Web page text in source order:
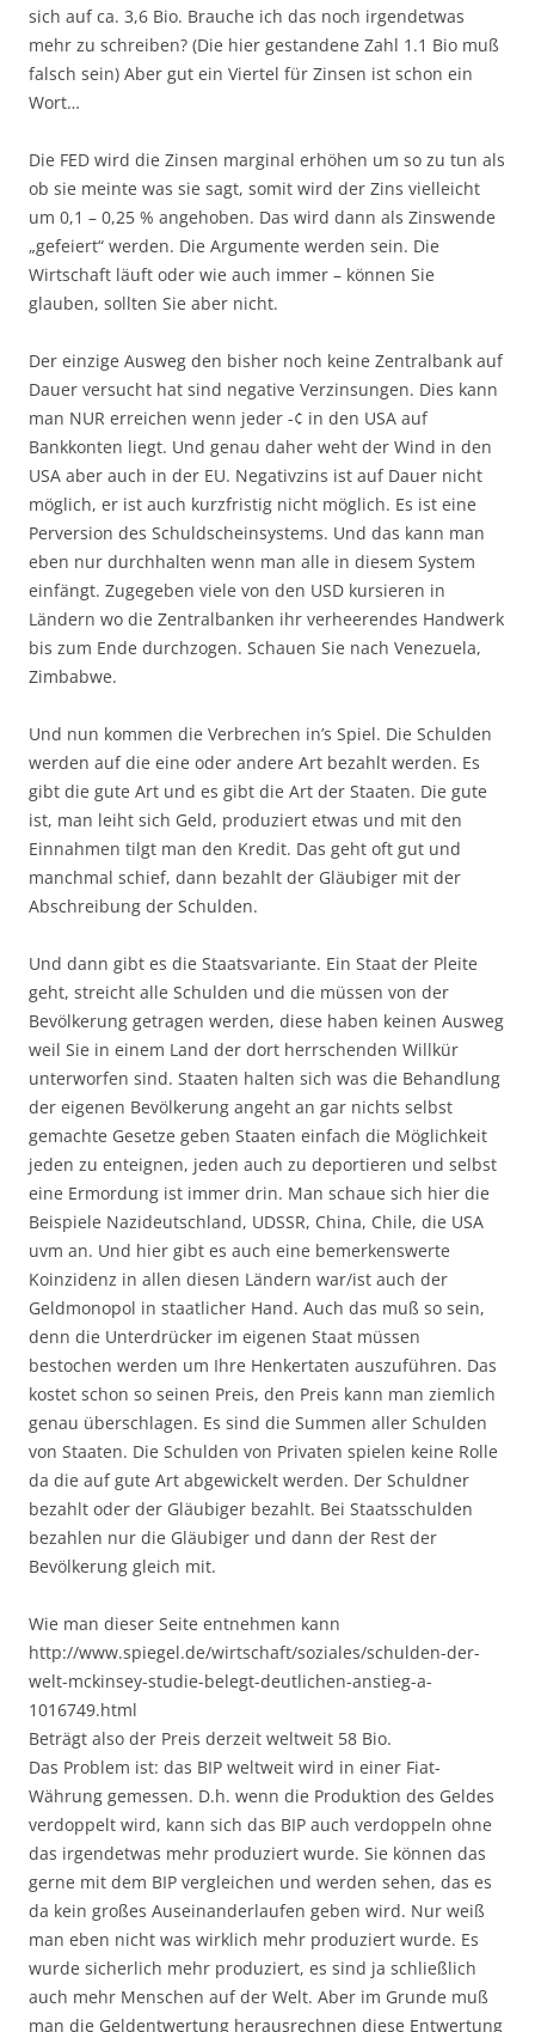
sich auf ca. 3,6 Bio. Brauche ich das noch irgendetwas
mehr zu schreiben? (Die hier gestandene Zahl 1.1 Bio muß
falsch sein) Aber gut ein Viertel für Zinsen ist schon ein
Wort…
Die FED wird die Zinsen marginal erhöhen um so zu tun als
ob sie meinte was sie sagt, somit wird der Zins vielleicht
um 0,1 – 0,25 % angehoben. Das wird dann als Zinswende
„gefeiert“ werden. Die Argumente werden sein. Die
Wirtschaft läuft oder wie auch immer – können Sie
glauben, sollten Sie aber nicht.
Der einzige Ausweg den bisher noch keine Zentralbank auf
Dauer versucht hat sind negative Verzinsungen. Dies kann
man NUR erreichen wenn jeder -¢ in den USA auf
Bankkonten liegt. Und genau daher weht der Wind in den
USA aber auch in der EU. Negativzins ist auf Dauer nicht
möglich, er ist auch kurzfristig nicht möglich. Es ist eine
Perversion des Schuldscheinsystems. Und das kann man
eben nur durchhalten wenn man alle in diesem System
einfängt. Zugegeben viele von den USD kursieren in
Ländern wo die Zentralbanken ihr verheerendes Handwerk
bis zum Ende durchzogen. Schauen Sie nach Venezuela,
Zimbabwe.
Und nun kommen die Verbrechen in’s Spiel. Die Schulden
werden auf die eine oder andere Art bezahlt werden. Es
gibt die gute Art und es gibt die Art der Staaten. Die gute
ist, man leiht sich Geld, produziert etwas und mit den
Einnahmen tilgt man den Kredit. Das geht oft gut und
manchmal schief, dann bezahlt der Gläubiger mit der
Abschreibung der Schulden.
Und dann gibt es die Staatsvariante. Ein Staat der Pleite
geht, streicht alle Schulden und die müssen von der
Bevölkerung getragen werden, diese haben keinen Ausweg
weil Sie in einem Land der dort herrschenden Willkür
unterworfen sind. Staaten halten sich was die Behandlung
der eigenen Bevölkerung angeht an gar nichts selbst
gemachte Gesetze geben Staaten einfach die Möglichkeit
jeden zu enteignen, jeden auch zu deportieren und selbst
eine Ermordung ist immer drin. Man schaue sich hier die
Beispiele Nazideutschland, UDSSR, China, Chile, die USA
uvm an. Und hier gibt es auch eine bemerkenswerte
Koinzidenz in allen diesen Ländern war/ist auch der
Geldmonopol in staatlicher Hand. Auch das muß so sein,
denn die Unterdrücker im eigenen Staat müssen
bestochen werden um Ihre Henkertaten auszuführen. Das
kostet schon so seinen Preis, den Preis kann man ziemlich
genau überschlagen. Es sind die Summen aller Schulden
von Staaten. Die Schulden von Privaten spielen keine Rolle
da die auf gute Art abgewickelt werden. Der Schuldner
bezahlt oder der Gläubiger bezahlt. Bei Staatsschulden
bezahlen nur die Gläubiger und dann der Rest der
Bevölkerung gleich mit.
Wie man dieser Seite entnehmen kann
http://www.spiegel.de/wirtschaft/soziales/schulden-der-
welt-mckinsey-studie-belegt-deutlichen-anstieg-a-
1016749.html
Beträgt also der Preis derzeit weltweit 58 Bio.
Das Problem ist: das BIP weltweit wird in einer Fiat-
Währung gemessen. D.h. wenn die Produktion des Geldes
verdoppelt wird, kann sich das BIP auch verdoppeln ohne
das irgendetwas mehr produziert wurde. Sie können das
gerne mit dem BIP vergleichen und werden sehen, das es
da kein großes Auseinanderlaufen geben wird. Nur weiß
man eben nicht was wirklich mehr produziert wurde. Es
wurde sicherlich mehr produziert, es sind ja schließlich
auch mehr Menschen auf der Welt. Aber im Grunde muß
man die Geldentwertung herausrechnen diese Entwertung